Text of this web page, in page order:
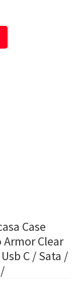
Case
Armor Clear
C / Sata /